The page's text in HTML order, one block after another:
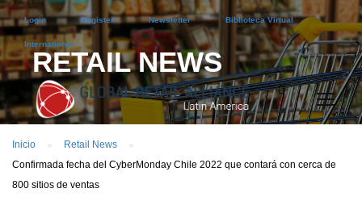
Login Register Newsletter Biblioteca Virtual
International
RETAIL NEWS
Inicio
Retail News
Confirmada fecha del CyberMonday Chile 2022 que contará con cerca de
800 sitios de ventas